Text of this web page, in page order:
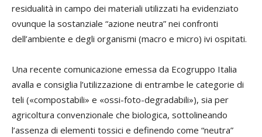
residualità in campo dei materiali utilizzati ha evidenziato
ovunque la sostanziale “azione neutra” nei confronti
dell’ambiente e degli organismi (macro e micro) ivi ospitati.
Una recente comunicazione emessa da Ecogruppo Italia
avalla e consiglia l’utilizzazione di entrambe le categorie di
teli («compostabili» e «ossi-foto-degradabili»), sia per
agricoltura convenzionale che biologica, sottolineando
l’assenza di elementi tossici e definendo come “neutra”